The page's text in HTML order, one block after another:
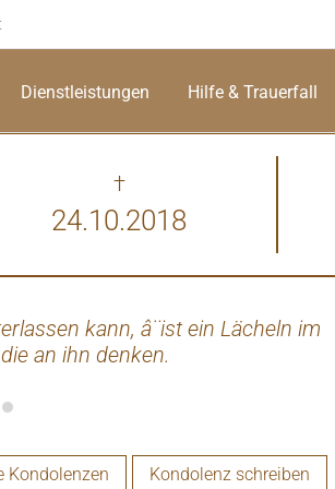
Dienstleistungen Hilfe & Trauerfall
†
24.10.2018
kann, â¨ist ein Lächeln im
an ihn denken.
Kondolenzen Kondolenz schreiben